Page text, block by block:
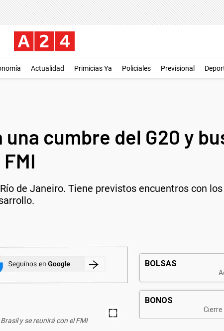
Actualidad Primicias Ya Policiales Previsional
cumbre del G20 y
de Janeiro. Tiene previstos encuentros con
y se reunirá con el FMI